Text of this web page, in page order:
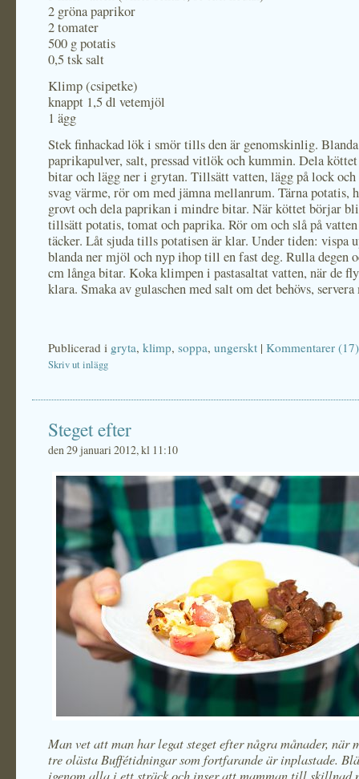
2 gröna paprikor
2 tomater
500 g potatis
0,5 tsk salt
Klimp (csipetke)
knappt 1,5 dl vetemjöl
1 ägg
Stek finhackad lök i smör tills den är genomskinlig.
paprikapulver, salt, pressad vitlök och kummin. Dela
bitar och lägg ner i grytan. Tillsätt vatten, lägg på lock och
svag värme, rör om med jämna mellanrum. Tärna potatis,
grovt och dela paprikan i mindre bitar. När köttet börjar
tillsätt potatis, tomat och paprika. Rör om och slå på
täcker. Låt sjuda tills potatisen är klar. Under tiden: vispa
blanda ner mjöl och nyp ihop till en fast deg. Rulla degen
cm långa bitar. Koka klimpen i pastasaltat vatten, när de
klara. Smaka av gulaschen med salt om det behövs,
Publicerad i gryta, klimp, soppa, ungerskt | Kommentarer (17)
Skriv ut inlägg
Steget efter
den 29 januari 2012, kl 11:10
Man vet att man har legat steget efter några månader, när
tre olästa Buffétidningar som fortfarande är inplastade.
igenom alla i ett sträck och inser att mamman till skillnad